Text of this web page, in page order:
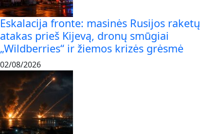
Eskalacija fronte: masinės Rusijos raketų
atakas prieš Kijevą, dronų smūgiai
„Wildberries“ ir žiemos krizės grėsmė
02/08/2026